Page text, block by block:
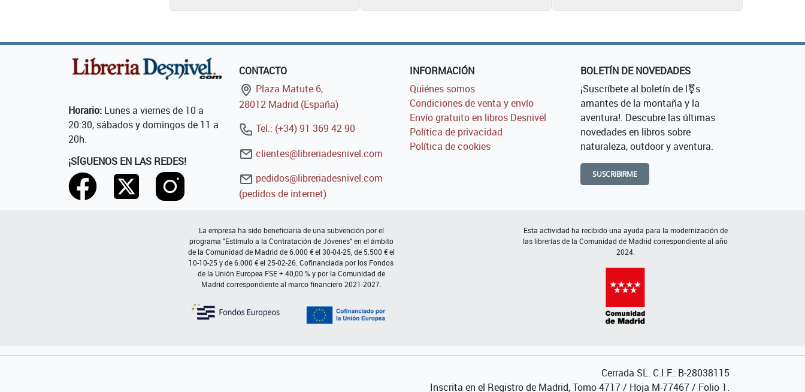
Horario: Lunes a viernes de 10 a
20:30, sábados y domingos de 11 a
20h.
¡SÍGUENOS EN LAS REDES!
CONTACTO
Plaza Matute 6,
28012 Madrid (España)
Tel.: (+34) 91 369 42 90
clientes@libreriadesnivel.com
pedidos@libreriadesnivel.com
(pedidos de internet)
INFORMACIÓN
Quiénes somos
Condiciones de venta y envío
Envío gratuito en libros Desnivel
Política de privacidad
Política de cookies
BOLETÍN DE NOVEDADES
¡Suscríbete al boletín de l⚧s
amantes de la montaña y la
aventura!. Descubre las últimas
novedades en libros sobre
naturaleza, outdoor y aventura.
SUSCRIBIRME
La empresa ha sido beneficiaria de una subvención por el
programa "Estímulo a la Contratación de Jóvenes" en el ámbito
de la Comunidad de Madrid de 6.000 € el 30-04-25, de 5.500 € el
10-10-25 y de 6.000 € el 25-02-26. Cofinanciada por los Fondos
de la Unión Europea FSE + 40,00 % y por la Comunidad de
Madrid correspondiente al marco financiero 2021-2027.
Esta actividad ha recibido una ayuda para la modernización de
las librerías de la Comunidad de Madrid correspondiente al año
2024.
Cerrada SL. C.I.F.: B-28038115
Inscrita en el Registro de Madrid, Tomo 4717 / Hoja M-77467 / Folio 1.